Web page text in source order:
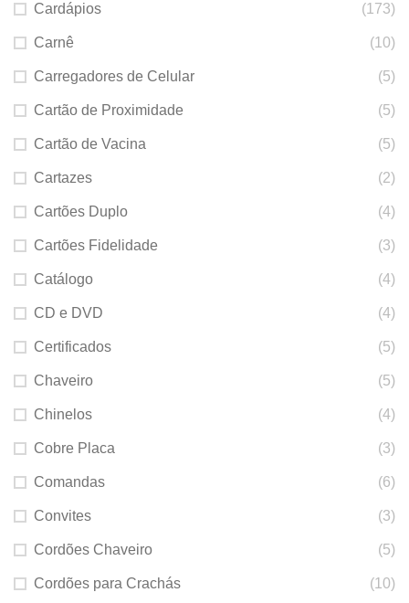
Cardápios (173)
Carnê (10)
Carregadores de Celular (5)
Cartão de Proximidade (5)
Cartão de Vacina (5)
Cartazes (2)
Cartões Duplo (4)
Cartões Fidelidade (3)
Catálogo (4)
CD e DVD (4)
Certificados (5)
Chaveiro (5)
Chinelos (4)
Cobre Placa (3)
Comandas (6)
Convites (3)
Cordões Chaveiro (5)
Cordões para Crachás (10)